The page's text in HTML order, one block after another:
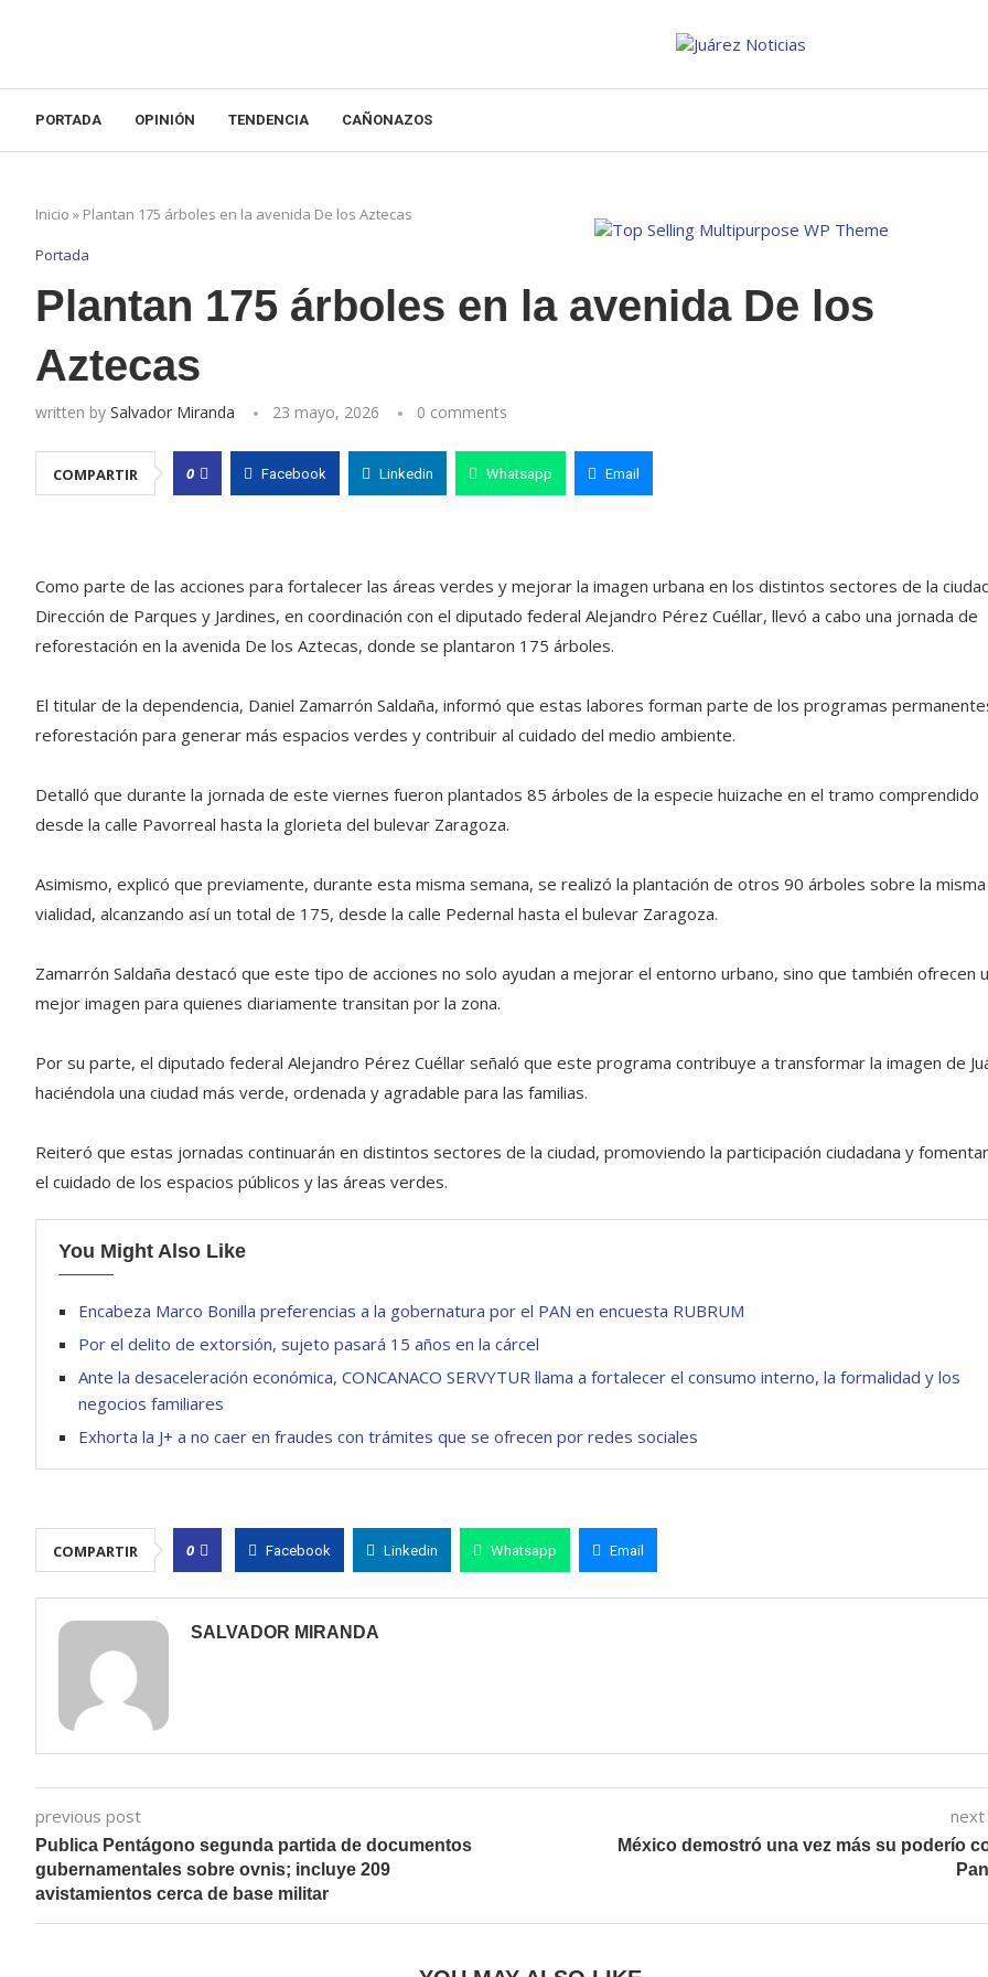
PORTADA OPINIÓN TENDENCIA CAÑONAZOS
Inicio » Plantan 175 árboles en la avenida De los Aztecas
Portada
Plantan 175 árboles en la avenida De los
Aztecas
written by Salvador Miranda 23 mayo, 2026 0 comments
COMPARTIR 0 Facebook Linkedin Whatsapp Email
Como parte de las acciones para fortalecer las áreas verdes y mejorar la imagen urbana en los distintos sectores de la
Dirección de Parques y Jardines, en coordinación con el diputado federal Alejandro Pérez Cuéllar, llevó a cabo una jornada de
reforestación en la avenida De los Aztecas, donde se plantaron 175 árboles.
El titular de la dependencia, Daniel Zamarrón Saldaña, informó que estas labores forman parte de los programas
reforestación para generar más espacios verdes y contribuir al cuidado del medio ambiente.
Detalló que durante la jornada de este viernes fueron plantados 85 árboles de la especie huizache en el tramo comprendido
desde la calle Pavorreal hasta la glorieta del bulevar Zaragoza.
Asimismo, explicó que previamente, durante esta misma semana, se realizó la plantación de otros 90 árboles sobre la misma
vialidad, alcanzando así un total de 175, desde la calle Pedernal hasta el bulevar Zaragoza.
Zamarrón Saldaña destacó que este tipo de acciones no solo ayudan a mejorar el entorno urbano, sino que también ofrecen
mejor imagen para quienes diariamente transitan por la zona.
Por su parte, el diputado federal Alejandro Pérez Cuéllar señaló que este programa contribuye a transformar la imagen de
haciéndola una ciudad más verde, ordenada y agradable para las familias.
Reiteró que estas jornadas continuarán en distintos sectores de la ciudad, promoviendo la participación ciudadana y
el cuidado de los espacios públicos y las áreas verdes.
You Might Also Like
Encabeza Marco Bonilla preferencias a la gobernatura por el PAN en encuesta RUBRUM
Por el delito de extorsión, sujeto pasará 15 años en la cárcel
Ante la desaceleración económica, CONCANACO SERVYTUR llama a fortalecer el consumo interno, la formalidad y los
negocios familiares
Exhorta la J+ a no caer en fraudes con trámites que se ofrecen por redes sociales
COMPARTIR 0 Facebook Linkedin Whatsapp Email
SALVADOR MIRANDA
previous post
Publica Pentágono segunda partida de documentos
gubernamentales sobre ovnis; incluye 209
avistamientos cerca de base militar
México demostró una vez más su poderío